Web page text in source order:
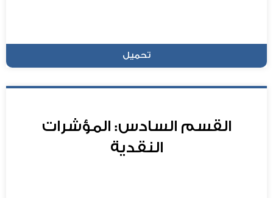
تحميل
القسم السادس: المؤشرات
النقدية